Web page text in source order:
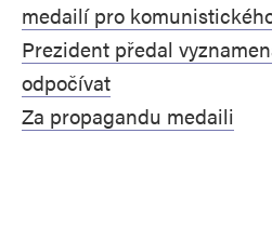
medailí pro
Prezident předal
odpočívat
Za propagandu medaili